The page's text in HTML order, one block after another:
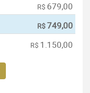
R$ 679,00
R$749,00
R$ 1.150,00